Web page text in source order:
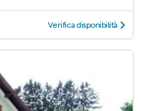
Verifica disponibilità